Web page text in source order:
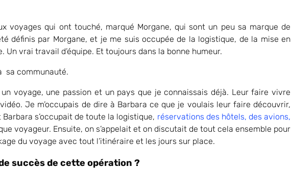
voyages qui ont touché, marqué Morgane, qui sont un peu sa marque de
définis par Morgane, et je me suis occupée de la logistique, de la mise en
vrai travail d’équipe. Et toujours dans la bonne humeur.
sa communauté.
voyage, une passion et un pays que je connaissais déjà. Leur faire vivre
Je m’occupais de dire à Barbara ce que je voulais leur faire découvrir,
s’occupait de toute la logistique, réservations des hôtels, des avions,
voyageur. Ensuite, on s’appelait et on discutait de tout cela ensemble pour
du voyage avec tout l’itinéraire et les jours sur place.
succès de cette opération ?